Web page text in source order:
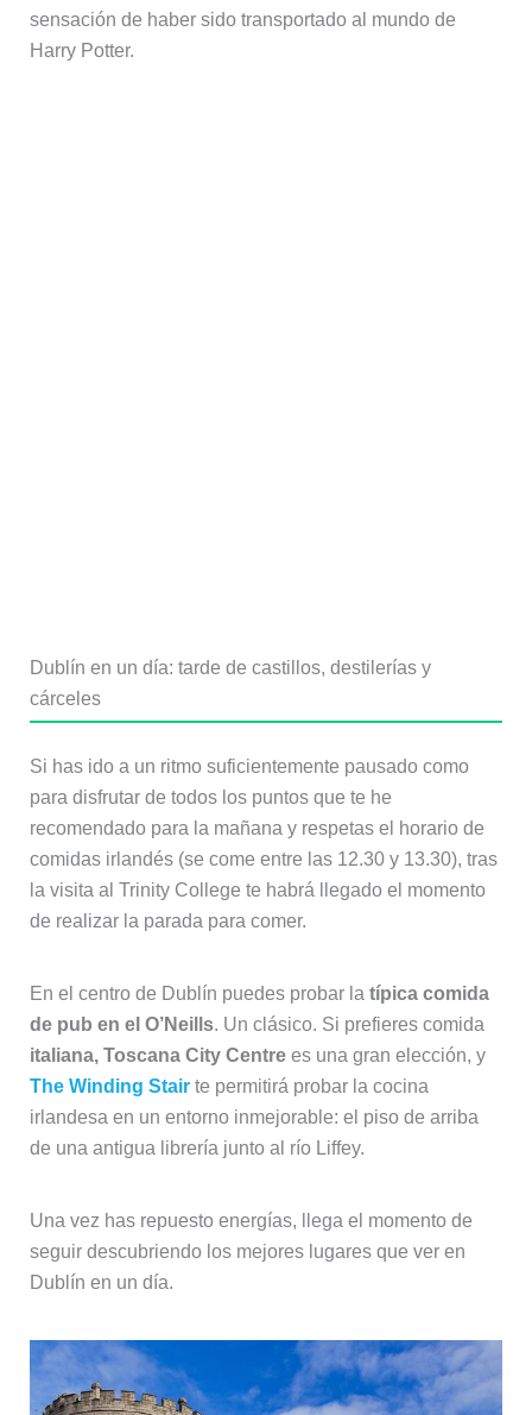
sensación de haber sido transportado al mundo de
Harry Potter.
Dublín en un día: tarde de castillos, destilerías y
cárceles
Si has ido a un ritmo suficientemente pausado como
para disfrutar de todos los puntos que te he
recomendado para la mañana y respetas el horario de
comidas irlandés (se come entre las 12.30 y 13.30), tras
la visita al Trinity College te habrá llegado el momento
de realizar la parada para comer.
En el centro de Dublín puedes probar la típica comida
de pub en el O’Neills. Un clásico. Si prefieres comida
italiana, Toscana City Centrees una gran elección, y
The Winding Stairte permitirá probar la cocina
irlandesa en un entorno inmejorable: el piso de arriba
de una antigua librería junto al río Liffey.
Una vez has repuesto energías, llega el momento de
seguir descubriendo los mejores lugares que ver en
Dublín en un día.